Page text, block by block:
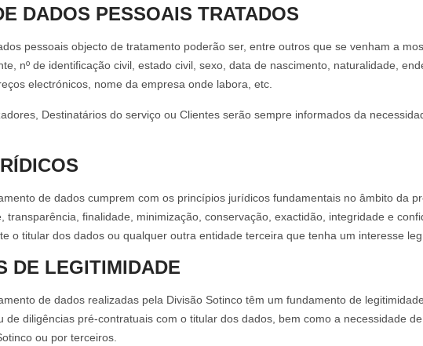
DADOS PESSOAIS TRATADOS
pessoais objecto de tratamento poderão ser, entre outros que se venham a
nº de identificação civil, estado civil, sexo, data de nascimento, naturalidade,
electrónicos, nome da empresa onde labora, etc.
Destinatários do serviço ou Clientes serão sempre informados da
de dados cumprem com os princípios jurídicos fundamentais no âmbito da
transparência, finalidade, minimização, conservação, exactidão, integridade e
o titular dos dados ou qualquer outra entidade terceira que tenha um interesse
DE LEGITIMIDADE
de dados realizadas pela Divisão Sotinco têm um fundamento de
de diligências pré-contratuais com o titular dos dados, bem como a necessidade
ou por terceiros.